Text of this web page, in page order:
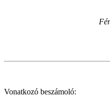
Vonatkozó beszámoló: